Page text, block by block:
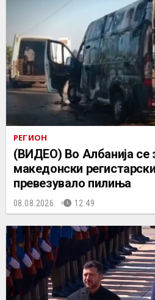
РЕГИОН
(ВИДЕО) Во Албанија се
македонски
превезувало пилиња
08.08.2026. 12:49